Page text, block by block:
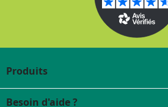
Produits
Besoin d'aide ?